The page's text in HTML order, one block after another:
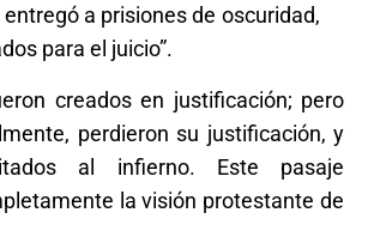
a prisiones de oscuridad,
para el juicio”.
creados en justificación; pero
perdieron su justificación, y
al infierno. Este pasaje
la visión protestante de